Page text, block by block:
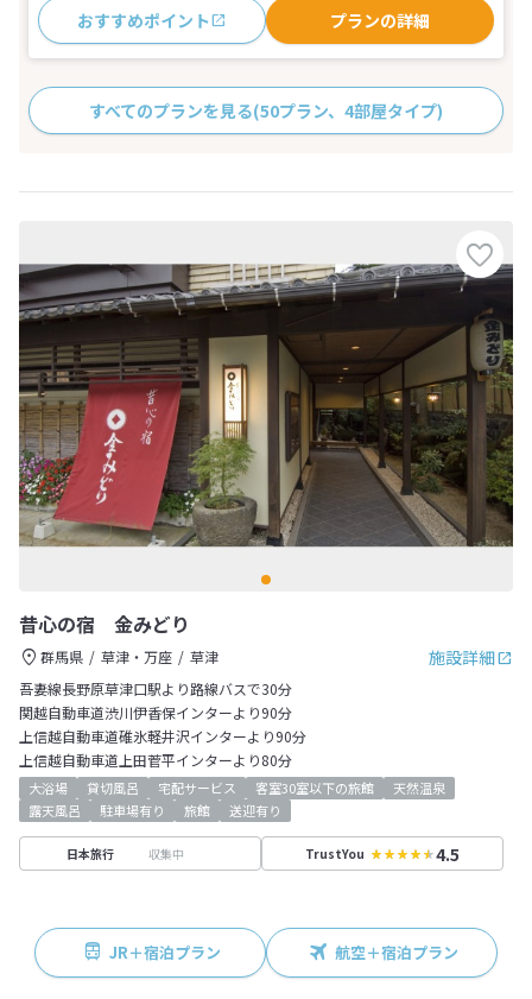
おすすめポイント プランの詳細
すべてのプランを見る(50プラン、4部屋タイプ)
昔心の宿 金みどり
施設詳細
群馬県 草津・万座
草津
吾妻線長野原草津口駅より路線バスで30分
関越自動車道渋川伊香保インターより90分
上信越自動車道碓氷軽井沢インターより90分
上信越自動車道上田菅平インターより80分
大浴場 貸切風呂 宅配サービス 客室30室以下の旅館
天然温泉
露天風呂
駐車場有り 旅館 送迎有り
日本旅行 収集中 TrustYou 4.5
JR＋宿泊プラン 航空＋宿泊プラン